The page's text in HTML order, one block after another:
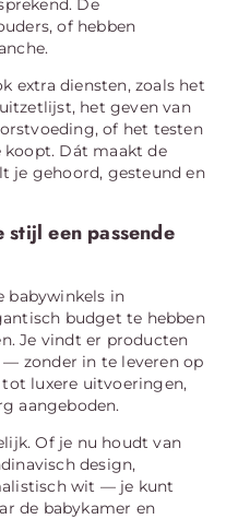
De
of hebben
extra diensten, zoals het
het geven van
of het testen
koopt. Dát maakt de
je gehoord, gesteund en
een passende
babywinkels in
budget te hebben
Je vindt er producten
zonder in te leveren op
luxere uitvoeringen,
aangeboden.
Of je nu houdt van
design,
wit — je kunt
de babykamer en